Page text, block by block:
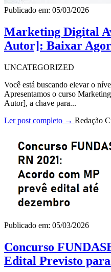
Publicado em: 05/03/2026
Marketing Digital
Autor]: Baixar
UNCATEGORIZED
Você está buscando elevar o
Apresentamos o curso
Autor], a chave para...
Ler post completo → Redação
Publicado em: 05/03/2026
Concurso
Edital Previsto